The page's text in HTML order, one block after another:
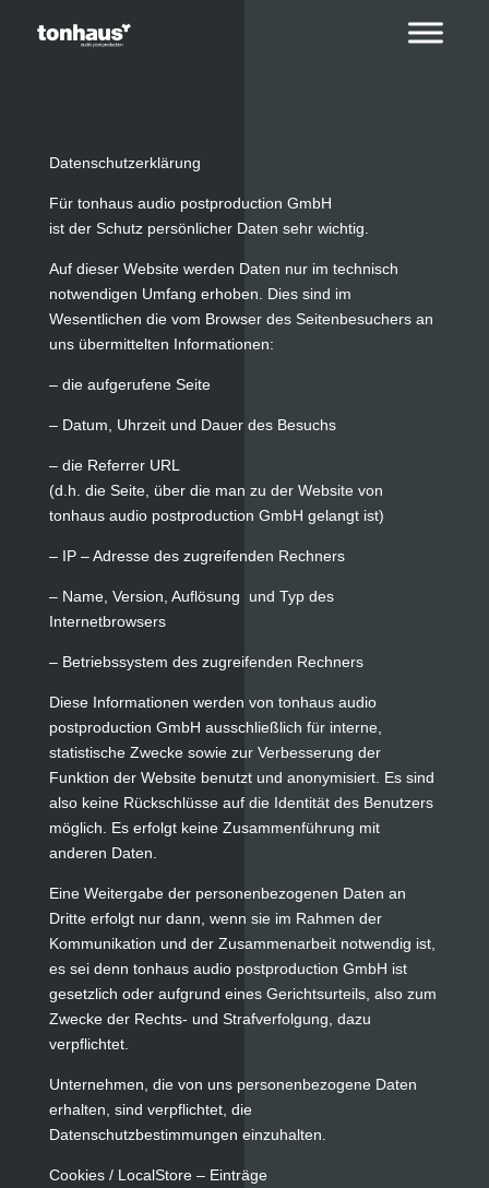
Datenschutzerklärung
Für tonhaus audio postproduction GmbH
ist der Schutz persönlicher Daten sehr wichtig.
Auf dieser Website werden Daten nur im technisch
notwendigen Umfang erhoben. Dies sind im
Wesentlichen die vom Browser des Seitenbesuchers an
uns übermittelten Informationen:
– die aufgerufene Seite
– Datum, Uhrzeit und Dauer des Besuchs
– die Referrer URL
(d.h. die Seite, über die man zu der Website von
tonhaus audio postproduction GmbH gelangt ist)
– IP – Adresse des zugreifenden Rechners
– Name, Version, Auflösung und Typ des
Internetbrowsers
– Betriebssystem des zugreifenden Rechners
Diese Informationen werden von tonhaus audio
postproduction GmbH ausschließlich für interne,
statistische Zwecke sowie zur Verbesserung der
Funktion der Website benutzt und anonymisiert. Es sind
also keine Rückschlüsse auf die Identität des Benutzers
möglich. Es erfolgt keine Zusammenführung mit
anderen Daten.
Eine Weitergabe der personenbezogenen Daten an
Dritte erfolgt nur dann, wenn sie im Rahmen der
Kommunikation und der Zusammenarbeit notwendig ist,
es sei denn tonhaus audio postproduction GmbH ist
gesetzlich oder aufgrund eines Gerichtsurteils, also zum
Zwecke der Rechts- und Strafverfolgung, dazu
verpflichtet.
Unternehmen, die von uns personenbezogene Daten
erhalten, sind verpflichtet, die
Datenschutzbestimmungen einzuhalten.
Cookies / LocalStore – Einträge